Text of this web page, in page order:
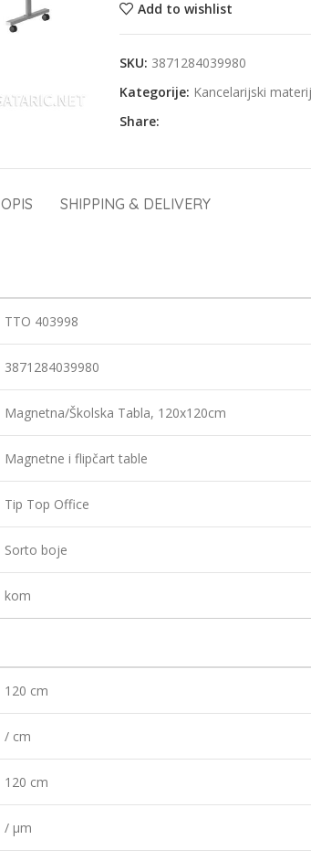
Add to wishlist
SKU: 3871284039980
Kategorije: Kancelarijski
Share:
OPIS SHIPPING & DELIVERY
TTO 403998
3871284039980
Magnetna/Školska Tabla, 120x120cm
Magnetne i flipčart table
Tip Top Office
Sorto boje
kom
120 cm
/ cm
120 cm
/ µm